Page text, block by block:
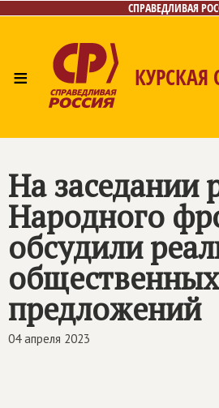
СПРАВЕДЛИВАЯ
≡ КУРСКАЯ
На заседании
Народного
обсудили
общественных
предложений
04 апреля 2023